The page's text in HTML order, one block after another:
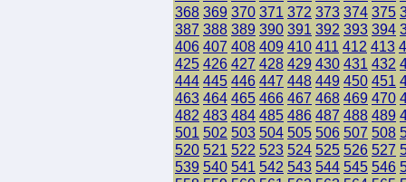
368 369 370 371 372 373 374 375
387 388 389 390 391 392 393 394
406 407 408 409 410 411 412 413
425 426 427 428 429 430 431 432
444 445 446 447 448 449 450 451
463 464 465 466 467 468 469 470
482 483 484 485 486 487 488 489
501 502 503 504 505 506 507 508
520 521 522 523 524 525 526 527
539 540 541 542 543 544 545 546